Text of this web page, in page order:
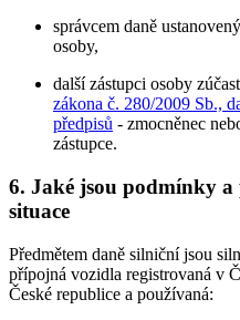
správcem daně
osoby,
další zástupci osoby
zákona č. 280/2009 Sb.,
předpisů - zmocněnec
zástupce.
6. Jaké jsou podmínky
situace
Předmětem daně silniční jsou
přípojná vozidla registrovaná v
České republice a používaná: